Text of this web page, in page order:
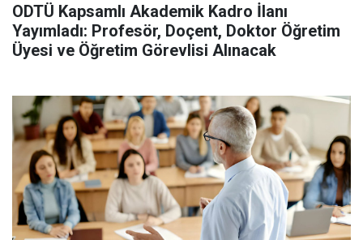
ODTÜ Kapsamlı Akademik Kadro İlanı
Yayımladı: Profesör, Doçent, Doktor Öğretim
Üyesi ve Öğretim Görevlisi Alınacak